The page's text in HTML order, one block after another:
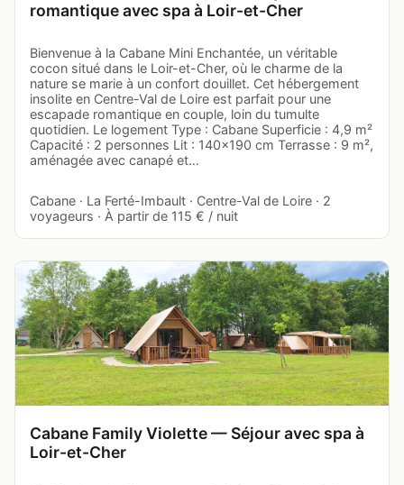
romantique avec spa à Loir-et-Cher
Bienvenue à la Cabane Mini Enchantée, un véritable
cocon situé dans le Loir-et-Cher, où le charme de la
nature se marie à un confort douillet. Cet hébergement
insolite en Centre-Val de Loire est parfait pour une
escapade romantique en couple, loin du tumulte
quotidien. Le logement Type : Cabane Superficie : 4,9 m²
Capacité : 2 personnes Lit : 140x190 cm Terrasse : 9 m²,
aménagée avec canapé et…
Cabane · La Ferté-Imbault · Centre-Val de Loire · 2
voyageurs · À partir de 115 € / nuit
Cabane Family Violette — Séjour avec spa à
Loir-et-Cher